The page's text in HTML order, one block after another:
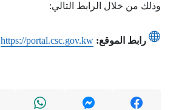
وذلك من خلال الرابط التالي:
رابط الموقع: https://portal.csc.gov.kw